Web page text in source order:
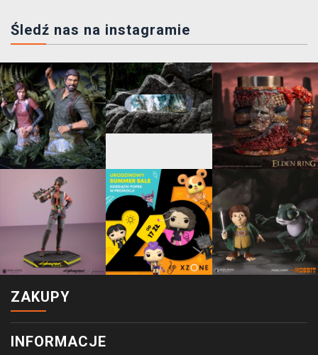
Śledź nas na instagramie
ZAKUPY
INFORMACJE